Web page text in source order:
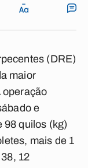
(DRE)
maior
operação
e
98 quilos (kg)
mais de 1
12